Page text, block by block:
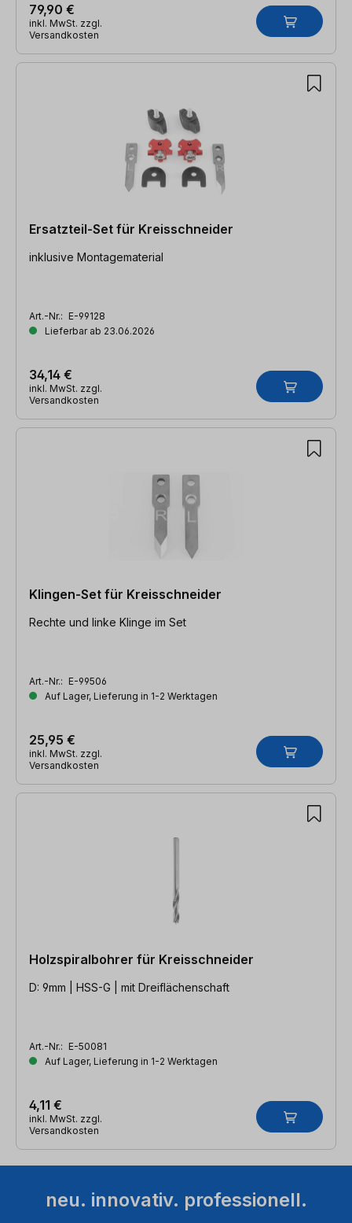
79,90 €
inkl. MwSt. zzgl.
Versandkosten
Ersatzteil-Set für Kreisschneider
inklusive Montagematerial
Art.-Nr.: E-99128
Lieferbar ab 23.06.2026
34,14 €
inkl. MwSt. zzgl.
Versandkosten
Klingen-Set für Kreisschneider
Rechte und linke Klinge im Set
Art.-Nr.: E-99506
Auf Lager, Lieferung in 1-2 Werktagen
25,95 €
inkl. MwSt. zzgl.
Versandkosten
Holzspiralbohrer für Kreisschneider
D: 9mm | HSS-G | mit Dreiflächenschaft
Art.-Nr.: E-50081
Auf Lager, Lieferung in 1-2 Werktagen
4,11 €
inkl. MwSt. zzgl.
Versandkosten
neu. innovativ. professionell.